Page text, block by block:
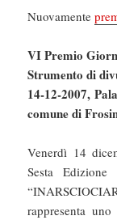
Nuovamente
VI Premio
Strumento di
14-12-2007,
comune di
Venerdì 14
Sesta
rappresenta